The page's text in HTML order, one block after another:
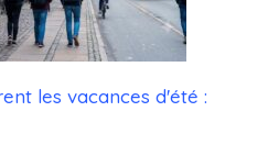
les vacances d'été :